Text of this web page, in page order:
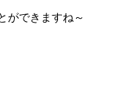
ができますね～